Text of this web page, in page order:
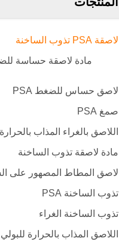
لاصقة PSA تذوب الساخنة
مادة لاصقة حساسة
لاصق حساس للضغط PSA
صمغ PSA
اللاصق بالغراء المذاب بالحرارة
مادة لاصقة تذوب الساخنة
لاصق المطاط المصهور على
تذوب الساخنة PSA
تذوب الساخنة الغراء
اللاصق المذاب بالحرارة